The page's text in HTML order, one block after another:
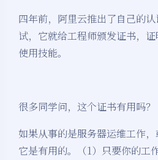
四年前，阿里云推出了自己的
试，它就给工程师颁发证书，
使用技能。
很多同学问，这个证书有用吗？
如果从事的是服务器运维工作，
它是有用的。（1）只要你的工